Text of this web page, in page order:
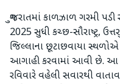
ગુજરાતમાં કાળઝાળ ગરમી
2025 સુધી કચ્છ-સૌરાષ્ટ્ર,
જિલ્લાના છૂટાછવાયા
આગાહી કરવામાં આવી છે. આ
રવિવારે વહેલી સવારથી